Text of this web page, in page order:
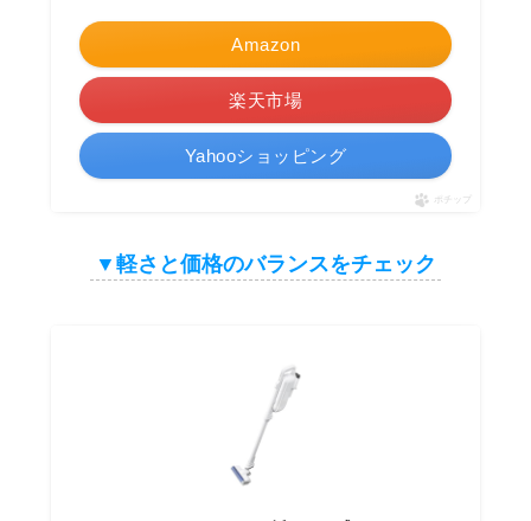
Amazon
楽天市場
Yahooショッピング
ポチップ
▼軽さと価格のバランスをチェック